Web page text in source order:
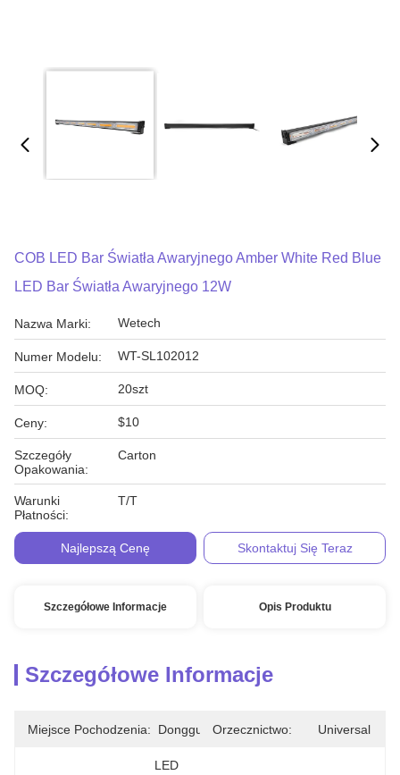
COB LED Bar Światła Awaryjnego Amber White Red Blue
LED Bar Światła Awaryjnego 12W
Nazwa Marki: Wetech
Numer Modelu: WT-SL102012
MOQ: 20szt
Ceny: $10
Szczegóły
Opakowania:
Carton
Warunki
Płatności:
T/T
Najlepszą Cenę Skontaktuj Się Teraz
Szczegółowe Informacje Opis Produktu
Szczegółowe Informacje
Miejsce Pochodzenia: DongguanOrzecznictwo: Universal
LED